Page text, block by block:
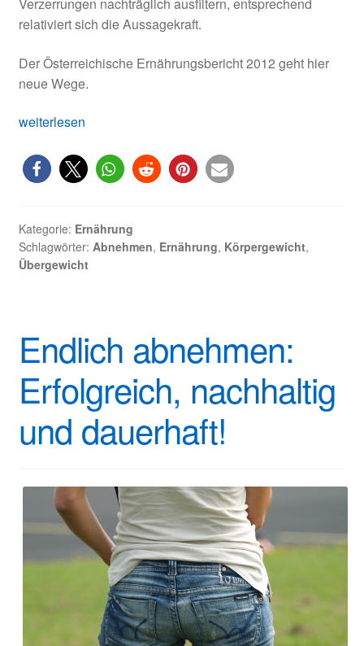
relativiert sich die Aussagekraft.
Der Österreichische Ernährungsbericht 2012 geht hier
neue Wege.
Österreichischer
2012
weiterlesen
Kategorie: Ernährung
Schlagwörter: Abnehmen, Ernährung, Körpergewicht,
Übergewicht
Endlich abnehmen:
Erfolgreich, nachhaltig
und dauerhaft!